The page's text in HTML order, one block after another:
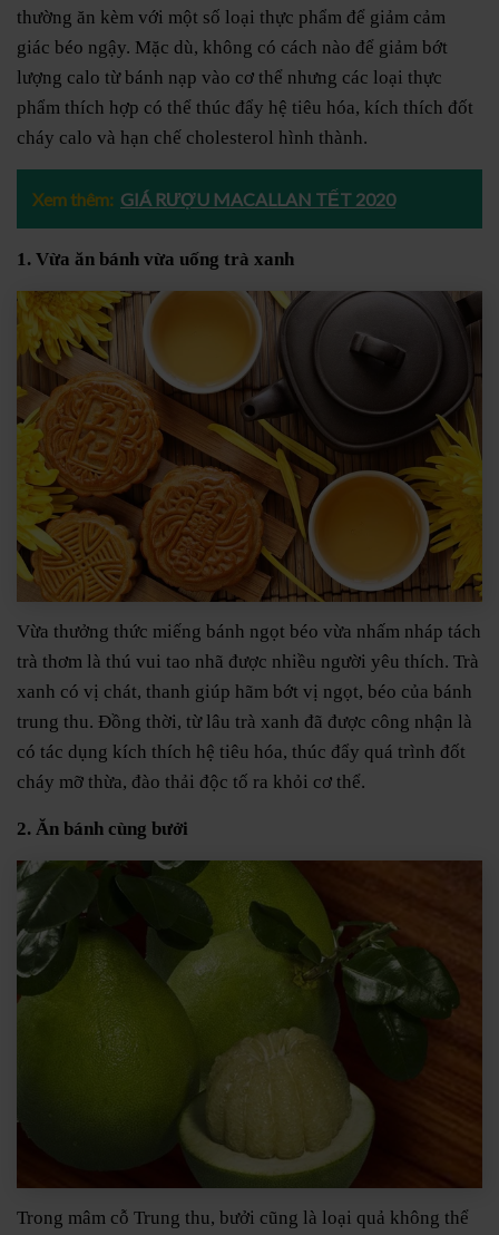
thường ăn kèm với một số loại thực phẩm để giảm cảm
giác béo ngậy. Mặc dù, không có cách nào để giảm bớt
lượng calo từ bánh nạp vào cơ thể nhưng các loại thực
phẩm thích hợp có thể thúc đẩy hệ tiêu hóa, kích thích đốt
cháy calo và hạn chế cholesterol hình thành.
Xem thêm: GIÁ RƯỢU MACALLAN TẾT 2020
1. Vừa ăn bánh vừa uống trà xanh
Vừa thưởng thức miếng bánh ngọt béo vừa nhấm nháp tách
trà thơm là thú vui tao nhã được nhiều người yêu thích. Trà
xanh có vị chát, thanh giúp hãm bớt vị ngọt, béo của bánh
trung thu. Đồng thời, từ lâu trà xanh đã được công nhận là
có tác dụng kích thích hệ tiêu hóa, thúc đẩy quá trình đốt
cháy mỡ thừa, đào thải độc tố ra khỏi cơ thể.
2. Ăn bánh cùng bưởi
Trong mâm cỗ Trung thu, bưởi cũng là loại quả không thể